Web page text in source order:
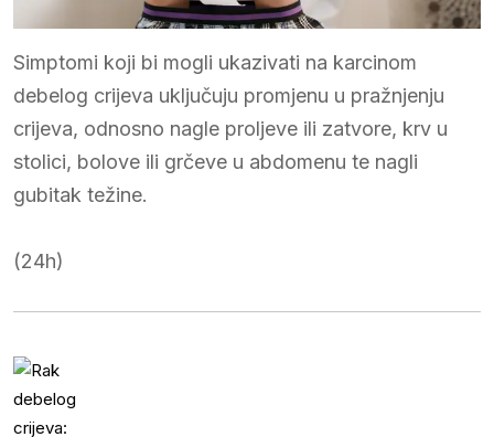
Simptomi koji bi mogli ukazivati na karcinom
debelog crijeva uključuju promjenu u pražnjenju
crijeva, odnosno nagle proljeve ili zatvore, krv u
stolici, bolove ili grčeve u abdomenu te nagli
gubitak težine.
(24h)